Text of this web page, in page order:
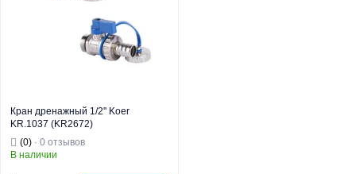
Кран дренажный 1/2'' Koer
KR.1037 (KR2672)
(0) · 0 отзывов
В наличии